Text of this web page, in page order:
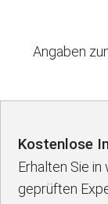
Angaben
Kostenlose
Erhalten Sie
geprüften